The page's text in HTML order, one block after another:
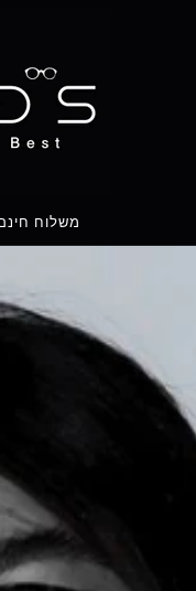
💡NERDS - עוזרים לכם להצליח💡